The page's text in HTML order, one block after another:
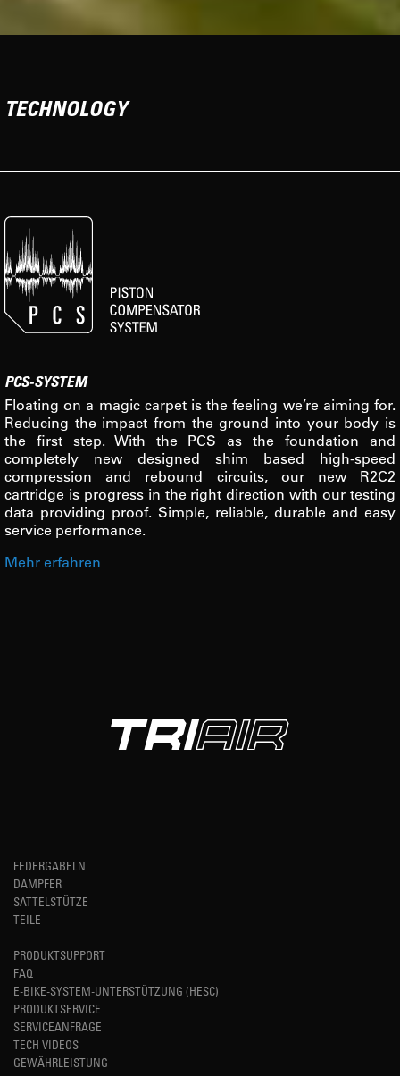
TECHNOLOGY
PCS-SYSTEM
Floating on a magic carpet is the feeling we’re aiming for.
Reducing the impact from the ground into your body is
the first step. With the PCS as the foundation and
completely new designed shim based high-speed
compression and rebound circuits, our new R2C2
cartridge is progress in the right direction with our testing
data providing proof. Simple, reliable, durable and easy
service performance.
Mehr erfahren
FEDERGABELN
DÄMPFER
SATTELSTÜTZE
TEILE
PRODUKTSUPPORT
FAQ
E-BIKE-SYSTEM-UNTERSTÜTZUNG (HESC)
PRODUKTSERVICE
SERVICEANFRAGE
TECH VIDEOS
GEWÄHRLEISTUNG